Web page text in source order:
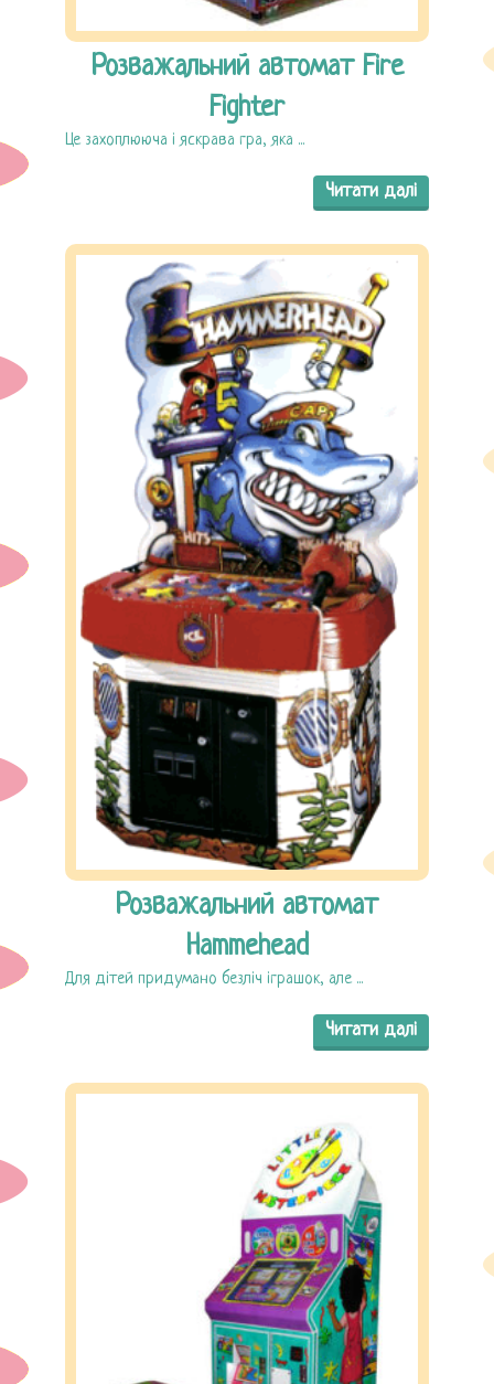
Розважальний автомат Fire
Fighter
Це захоплююча і яскрава гра, яка ...
Читати далі
Розважальний автомат
Hammehead
Для дітей придумано безліч іграшок, але ...
Читати далі